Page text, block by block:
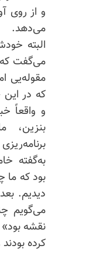
و از روی
می‌دهد.
البته
مقوله‌یی
که در
و واقعاً
بنزین،
به‌گفته
بود که ما
دیدیم.
می‌گویم
نقشه بود»
کرده